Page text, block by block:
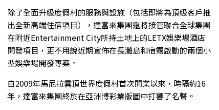
除了全面升級度假村的服務與設施（包括即將為頂級客戶推
出全新高端住宿項目），達富來集團還將接管聯合全球集團
在附近Entertainment City所持土地上的LETX娛樂場酒店
開發項目，更不用說近期宣佈在長灘島和宿霧啟動的兩個小
型娛樂場開發專案。
自2009年馬尼拉雲頂世界度假村首次開業以來，時隔約16
年，達富來集團終於在亞洲博彩業版圖中打響了名聲。